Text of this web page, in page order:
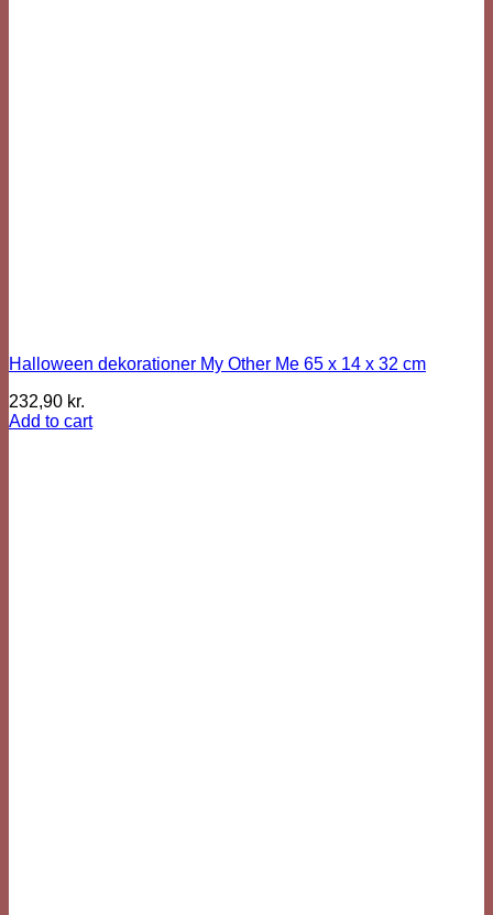
Halloween dekorationer My Other Me 65 x 14 x 32 cm
232,90 kr.
Add to cart